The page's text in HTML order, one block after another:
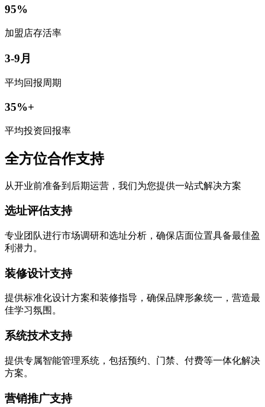
95%
加盟店存活率
3-9月
平均回报周期
35%+
平均投资回报率
全方位合作支持
从开业前准备到后期运营，我们为您提供一站式解决方案
选址评估支持
专业团队进行市场调研和选址分析，确保店面位置具备最佳盈
利潜力。
装修设计支持
提供标准化设计方案和装修指导，确保品牌形象统一，营造最
佳学习氛围。
系统技术支持
提供专属智能管理系统，包括预约、门禁、付费等一体化解决
方案。
营销推广支持